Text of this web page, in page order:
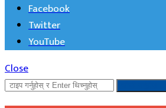
Facebook
Twitter
YouTube
Close